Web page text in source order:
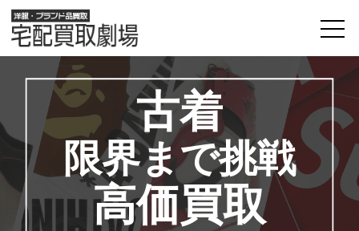
古着
限界まで挑戦
高価買取